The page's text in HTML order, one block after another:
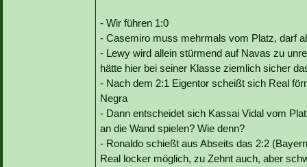
- Wir führen 1:0
- Casemiro muss mehrmals vom Platz, darf
- Lewy wird allein stürmend auf Navas zu
hätte hier bei seiner Klasse ziemlich sicher
- Nach dem 2:1 Eigentor scheißt sich Real
Negra
- Dann entscheidet sich Kassai Vidal vom
an die Wand spielen? Wie denn?
- Ronaldo schießt aus Abseits das 2:2
Real locker möglich, zu Zehnt auch, aber